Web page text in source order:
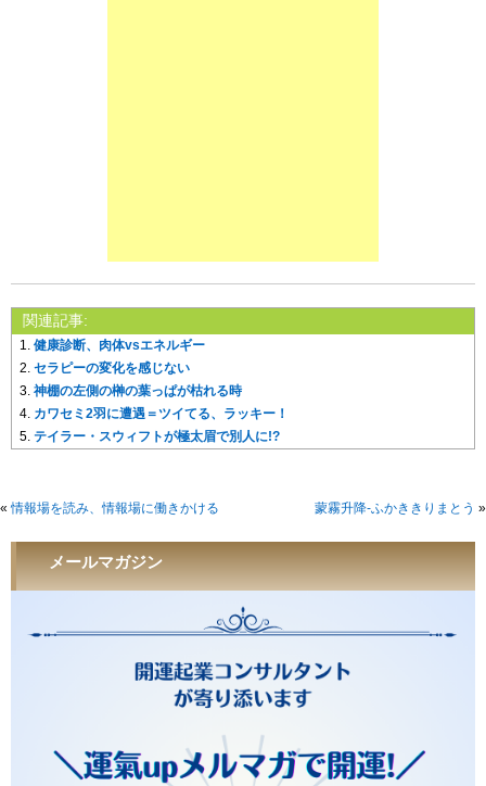
関連記事:
健康診断、肉体vsエネルギー
セラピーの変化を感じない
神棚の左側の榊の葉っぱが枯れる時
カワセミ2羽に遭遇＝ツイてる、ラッキー！
テイラー・スウィフトが極太眉で別人に!?
«情報場を読み、情報場に働きかける 蒙霧升降-ふかききりまとう »
メールマガジン